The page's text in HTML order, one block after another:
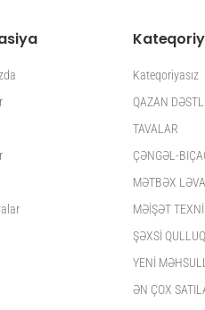
Kateqoriyasız
QAZAN
TAVALAR
ÇƏNGƏL-
MƏTBƏX
MƏİŞƏT
ŞƏXSİ QULLUQ
YENİ
ƏN ÇOX